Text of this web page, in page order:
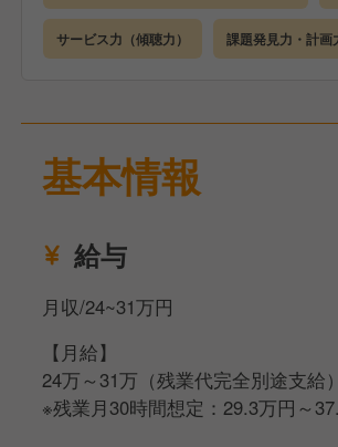
【接客】
ご注文を聞く、商品を運ぶ、おすす
【店舗運営】
注、
ント業務を行っていただきます。
サービス力（傾聴力） 課題発見力・計画
基本情報
給与
月収/24~31万円
【月給】
24万～31万（残業代完全別途支給）
※残業月30時間想定：29.3万円～